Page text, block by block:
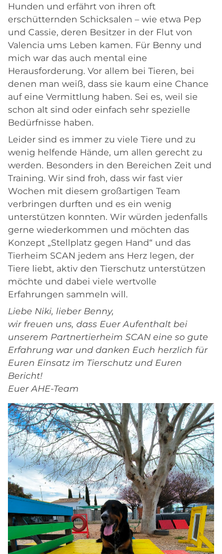
Hunden und erfährt von ihren oft
erschütternden Schicksalen – wie etwa Pep
und Cassie, deren Besitzer in der Flut von
Valencia ums Leben kamen. Für Benny und
mich war das auch mental eine
Herausforderung. Vor allem bei Tieren, bei
denen man weiß, dass sie kaum eine Chance
auf eine Vermittlung haben. Sei es, weil sie
schon alt sind oder einfach sehr spezielle
Bedürfnisse haben.
Leider sind es immer zu viele Tiere und zu
wenig helfende Hände, um allen gerecht zu
werden. Besonders in den Bereichen Zeit und
Training. Wir sind froh, dass wir fast vier
Wochen mit diesem großartigen Team
verbringen durften und es ein wenig
unterstützen konnten. Wir würden jedenfalls
gerne wiederkommen und möchten das
Konzept „Stellplatz gegen Hand“ und das
Tierheim SCAN jedem ans Herz legen, der
Tiere liebt, aktiv den Tierschutz unterstützen
möchte und dabei viele wertvolle
Erfahrungen sammeln will.
Liebe Niki, lieber Benny,
wir freuen uns, dass Euer Aufenthalt bei
unserem Partnertierheim SCAN eine so gute
Erfahrung war und danken Euch herzlich für
Euren Einsatz im Tierschutz und Euren
Bericht!
Euer AHE-Team